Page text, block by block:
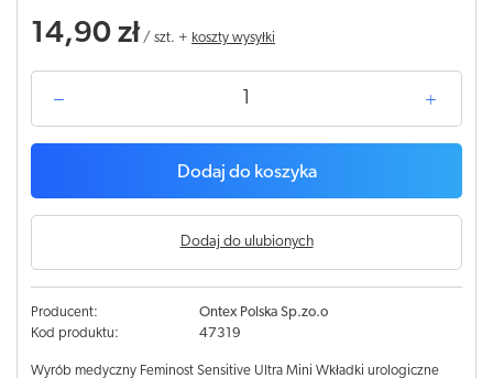
14,90 zł / szt. + koszty wysyłki
Dodaj do koszyka
Dodaj do ulubionych
Producent:
Ontex Polska Sp.zo.o
Kod produktu:
47319
Wyrób medyczny Feminost Sensitive Ultra Mini Wkładki urologiczne